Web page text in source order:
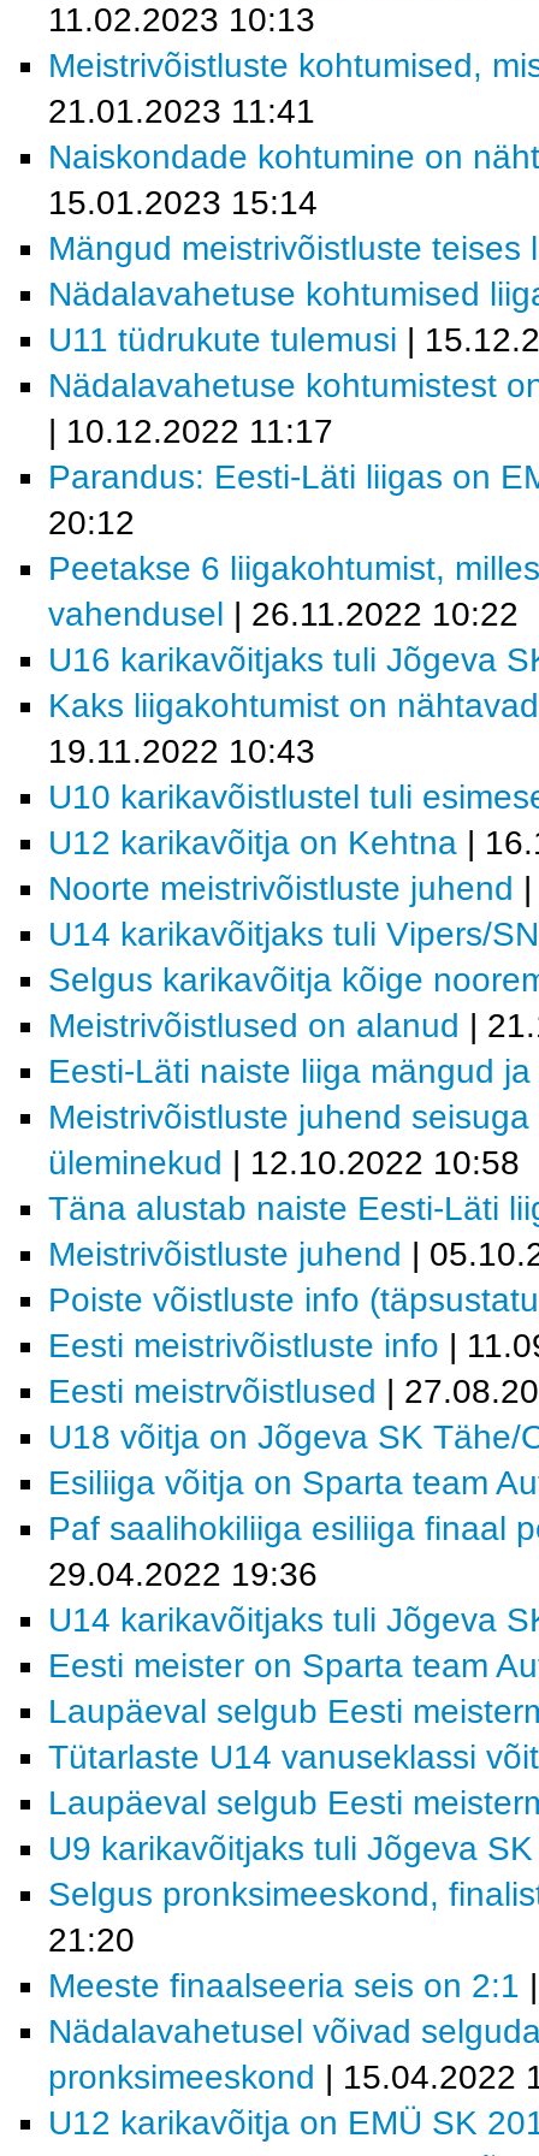
11.02.2023 10:13
Meistrivõistluste kohtumised,
21.01.2023 11:41
Naiskondade kohtumine on
15.01.2023 15:14
Mängud meistrivõistluste teises
Nädalavahetuse kohtumised
U11 tüdrukute tulemusi |
Nädalavahetuse kohtumistest
| 10.12.2022 11:17
Parandus: Eesti-Läti liigas on
20:12
Peetakse 6 liigakohtumist,
vahendusel | 26.11.2022 10:22
U16 karikavõitjaks tuli Jõgeva
Kaks liigakohtumist on
19.11.2022 10:43
U10 karikavõistlustel tuli
U12 karikavõitja on Kehtna |
Noorte meistrivõistluste juhend
U14 karikavõitjaks tuli Vipers/
Selgus karikavõitja kõige
Meistrivõistlused on alanud |
Eesti-Läti naiste liiga mängud
Meistrivõistluste juhend
üleminekud | 12.10.2022 10:58
Täna alustab naiste Eesti-Läti
Meistrivõistluste juhend |
Poiste võistluste info
Eesti meistrivõistluste info |
Eesti meistrvõistlused |
U18 võitja on Jõgeva SK Tähe/
Esiliiga võitja on Sparta team
Paf saalihokiliiga esiliiga finaal
29.04.2022 19:36
U14 karikavõitjaks tuli Jõgeva
Eesti meister on Sparta team
Laupäeval selgub Eesti
Tütarlaste U14 vanuseklassi
Laupäeval selgub Eesti
U9 karikavõitjaks tuli Jõgeva
Selgus pronksimeeskond,
21:20
Meeste finaalseeria seis on 2:1
Nädalavahetusel võivad
pronksimeeskond | 15.04.2022
U12 karikavõitja on EMÜ SK